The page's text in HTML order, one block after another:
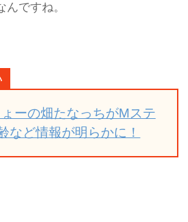
ですね。
ーの畑たなっちがMステ
など情報が明らかに！